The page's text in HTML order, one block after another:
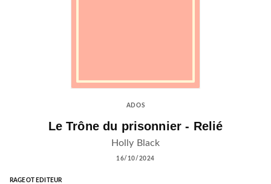
ADOS
Le Trône du prisonnier - Relié
Holly Black
16/10/2024
RAGEOT EDITEUR